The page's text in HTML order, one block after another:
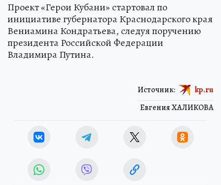
Проект «Герои Кубани» стартовал по
инициативе губернатора Краснодарского края
Вениамина Кондратьева, следуя поручению
президента Российской Федерации
Владимира Путина.
Евгения ХАЛИКОВА
Источник: kp.ru